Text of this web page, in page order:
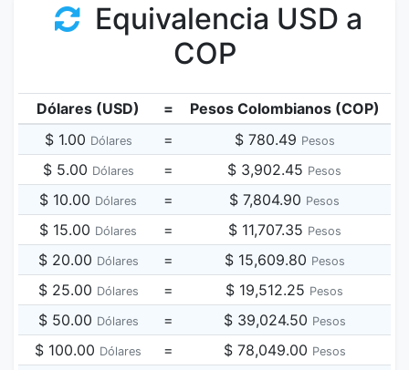
Equivalencia USD a
COP
Dólares (USD) =
Pesos Colombianos (COP)
$ 1.00 Dólares = $ 780.49 Pesos
$ 5.00 Dólares = $ 3,902.45 Pesos
$ 10.00 Dólares = $ 7,804.90 Pesos
$ 15.00 Dólares = $ 11,707.35 Pesos
$ 20.00 Dólares = $ 15,609.80 Pesos
$ 25.00 Dólares = $ 19,512.25 Pesos
$ 50.00 Dólares = $ 39,024.50 Pesos
$ 100.00 Dólares = $ 78,049.00 Pesos